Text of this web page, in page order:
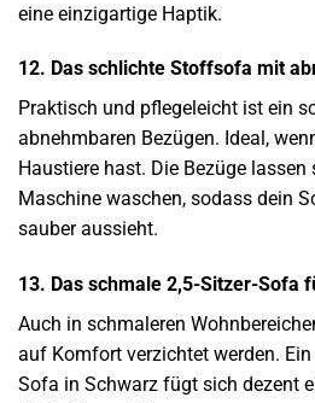
eine einzigartige Haptik.
12. Das schlichte Stoffsofa mit
Praktisch und pflegeleicht ist ein
abnehmbaren Bezügen. Ideal,
Haustiere hast. Die Bezüge
Maschine waschen, sodass dein
sauber aussieht.
13. Das schmale 2,5-Sitzer-Sofa
Auch in schmaleren
auf Komfort verzichtet werden.
Sofa in Schwarz fügt sich dezent